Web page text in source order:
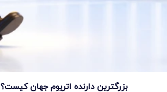
بزرگترین دارنده اتریوم جهان کیست؟